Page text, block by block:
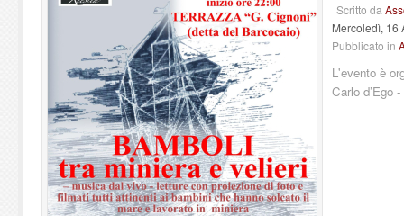
Scritto da
Mercoledì, 16
Pubblicato in
L'evento è
Carlo d’Ego